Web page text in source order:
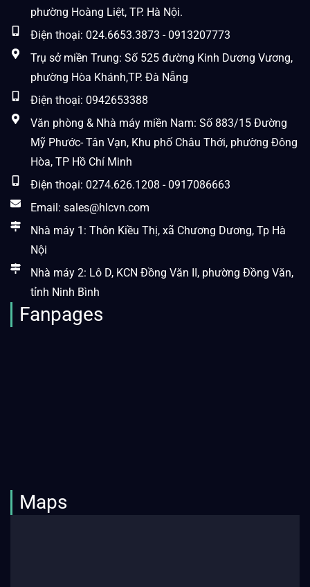
phường Hoàng Liệt, TP. Hà Nội.
Điện thoại: 024.6653.3873 - 0913207773
Trụ sở miền Trung: Số 525 đường Kinh Dương Vương,
phường Hòa Khánh,TP. Đà Nẵng
Điện thoại: 0942653388
Văn phòng & Nhà máy miền Nam: Số 883/15 Đường
Mỹ Phước- Tân Vạn, Khu phố Châu Thới, phường Đông
Hòa, TP Hồ Chí Minh
Điện thoại: 0274.626.1208 - 0917086663
Email: sales@hlcvn.com
Nhà máy 1: Thôn Kiều Thị, xã Chương Dương, Tp Hà
Nội
Nhà máy 2: Lô D, KCN Đồng Văn II, phường Đồng Văn,
tỉnh Ninh Bình
Fanpages
Maps